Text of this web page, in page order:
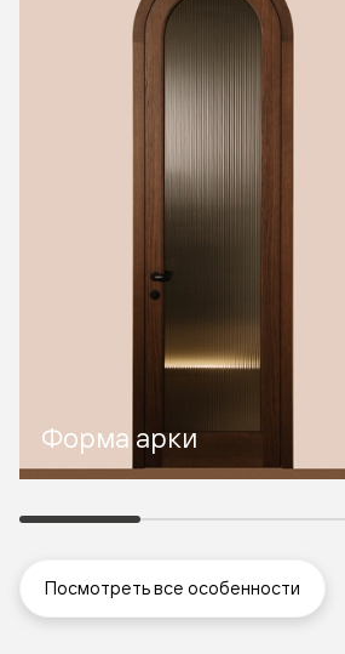
Форма арки
Посмотреть все особенности